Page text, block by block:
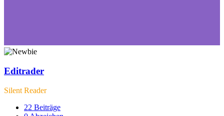
Editrader
Silent Reader
22 Beiträge